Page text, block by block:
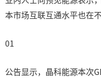
本市场互联互通水平也在不
01
公告显示，晶科能源本次